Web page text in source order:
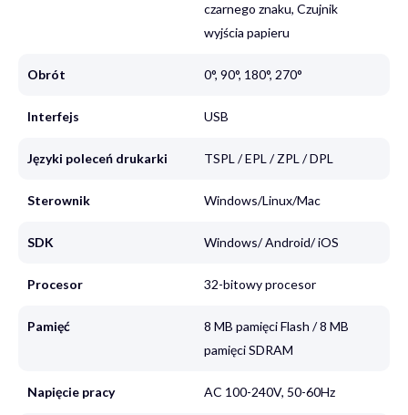
czarnego znaku, Czujnik
wyjścia papieru
Obrót 0°, 90°, 180°, 270°
Interfejs USB
Języki poleceń drukarki TSPL / EPL / ZPL / DPL
Sterownik Windows/Linux/Mac
SDK Windows/ Android/ iOS
Procesor 32-bitowy procesor
Pamięć
8 MB pamięci Flash / 8 MB
pamięci SDRAM
Napięcie pracy AC 100-240V, 50-60Hz